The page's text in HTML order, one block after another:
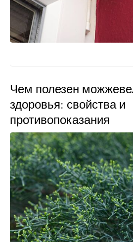
Чем полезен
здоровья: свойства и
противопоказания